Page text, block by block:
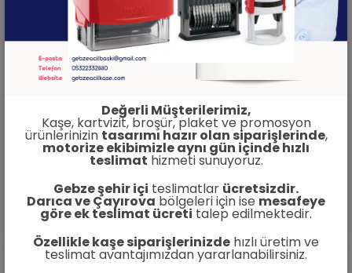
Değerli Müşterilerimiz,
Kaşe, kartvizit, broşür, plaket ve promosyon
ürünlerinizin tasarımı hazır olan siparişlerinde,
motorize ekibimizle aynı gün içinde hızlı
teslimat hizmeti sunuyoruz.
Gebze şehir içi teslimatlar ücretsizdir.
Darıca ve Çayırova bölgeleri için ise mesafeye
göre ek teslimat ücreti talep edilmektedir.
Özellikle kaşe siparişlerinizde hızlı üretim ve
teslimat avantajımızdan yararlanabilirsiniz.
115 gram A7 Broşür